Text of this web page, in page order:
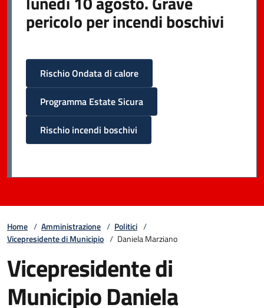
pericolo per incendi boschivi
Rischio Ondata di calore
Programma Estate Sicura
Rischio incendi boschivi
Home / Amministrazione / Politici /
Vicepresidente di Municipio / Daniela Marziano
Vicepresidente di
Municipio Daniela